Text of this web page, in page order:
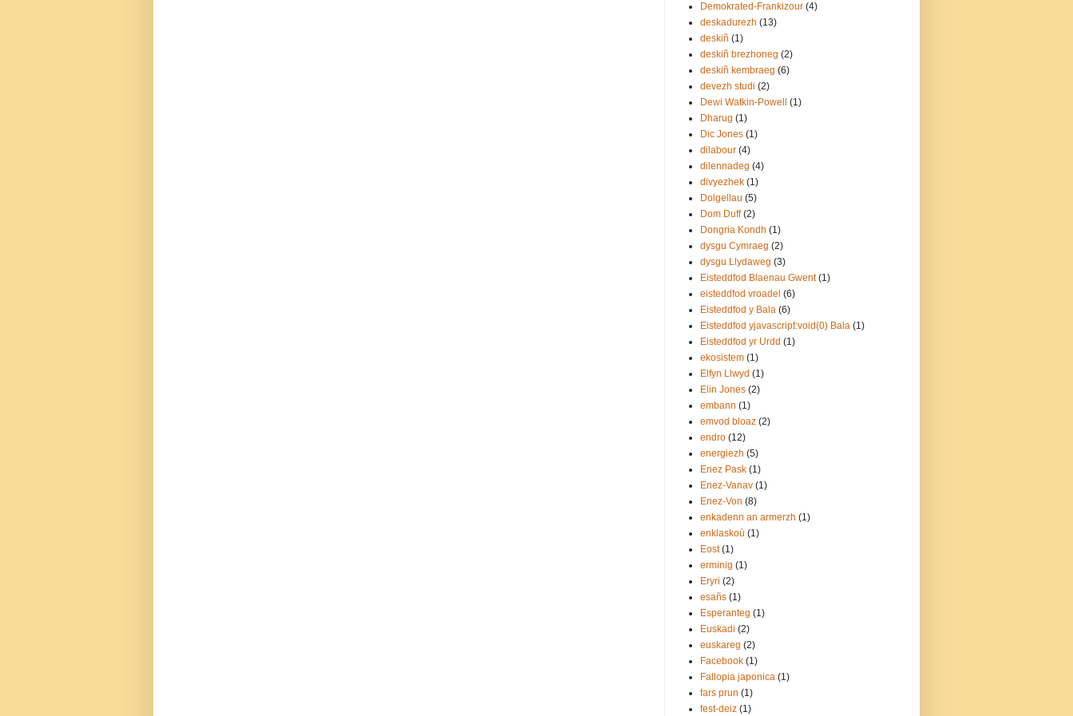
Demokrated-Frankizour (4)
deskadurezh (13)
deskiñ (1)
deskiñ brezhoneg (2)
deskiñ kembraeg (6)
devezh studi (2)
Dewi Watkin-Powell
(1)
Dharug (1)
Dic Jones (1)
dilabour (4)
dilennadeg (4)
divyezhek (1)
Dolgellau (5)
Dom Duff (2)
Dongria Kondh (1)
dysgu Cymraeg (2)
dysgu Llydaweg (3)
Eisteddfod Blaenau Gwent (1)
eisteddfod vroadel (6)
Eisteddfod y Bala (6)
Eisteddfod yjavascript:void(0) Bala (1)
Eisteddfod yr Urdd (1)
ekosistem (1)
Elfyn Llwyd (1)
Elin Jones (2)
embann (1)
emvod bloaz (2)
endro (12)
energiezh (5)
Enez Pask (1)
Enez-Vanav (1)
Enez-Von (8)
enkadenn an armerzh (1)
enklaskoù (1)
Eost (1)
erminig (1)
Eryri (2)
esañs (1)
Esperanteg (1)
Euskadi (2)
euskareg (2)
Facebook (1)
Fallopia japonica (1)
fars prun (1)
fest-deiz (1)